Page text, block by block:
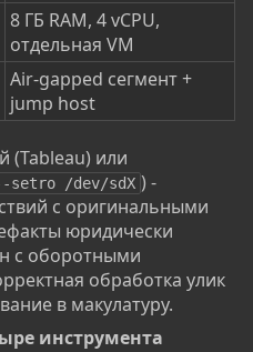
8 ГБ RAM, 4 vCPU,
отдельная VM
Air-gapped сегмент +
jump host
(Tableau) или
setro /dev/sdX ) -
с оригинальными
юридически
с оборотными
обработка улик
в макулатуру.
инструмента​